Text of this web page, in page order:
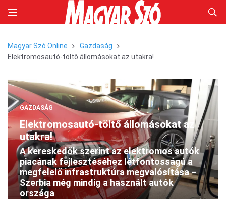
Magyar Szó Online
Gazdaság
Elektromosautó-töltő állomásokat az utakra!
GAZDASÁG
Elektromosautó-töltő állomásokat az
utakra!
A kereskedők szerint az elektromos autók
piacának fejlesztéséhez létfontosságú a
megfelelő infrastruktúra megvalósítása –
Szerbia még mindig a használt autók
országa